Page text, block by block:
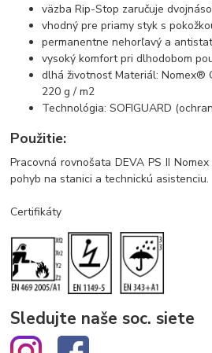
väzba Rip-Stop zaručuje
vhodný pre priamy styk s
permanentne nehorľavý a
vysoký komfort pri dlhodobom
dlhá životnosť Materiál: Nomex®
220 g / m2
Technológia: SOFIGUARD
Použitie:
Pracovná rovnošata DEVA PS II
pohyb na stanici a technickú asistenciu.
Certifikáty
Sledujte naše soc. siete